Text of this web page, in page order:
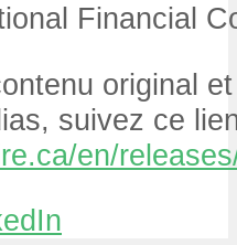
Financial
original
suivez ce
en/